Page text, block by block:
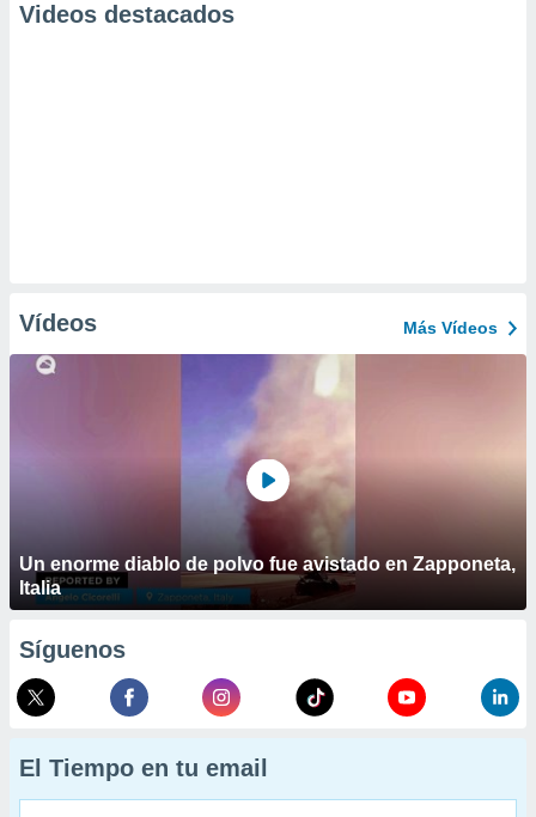
Videos destacados
Vídeos Más Vídeos
Un enorme diablo de polvo fue avistado en Zapponeta,
Italia
Síguenos
El Tiempo en tu email